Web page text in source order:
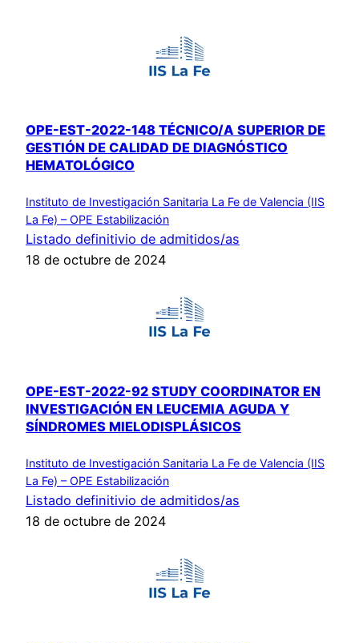
OPE-EST-2022-148 TÉCNICO/A SUPERIOR DE
GESTIÓN DE CALIDAD DE DIAGNÓSTICO
HEMATOLÓGICO
Instituto de Investigación Sanitaria La Fe de Valencia (IIS
La Fe) – OPE Estabilización
Listado definitivio de admitidos/as
18 de octubre de 2024
OPE-EST-2022-92 STUDY COORDINATOR EN
INVESTIGACIÓN EN LEUCEMIA AGUDA Y
SÍNDROMES MIELODISPLÁSICOS
Instituto de Investigación Sanitaria La Fe de Valencia (IIS
La Fe) – OPE Estabilización
Listado definitivio de admitidos/as
18 de octubre de 2024